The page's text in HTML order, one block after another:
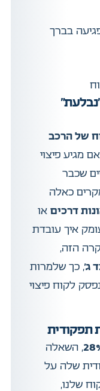
של הרכב
מגיע פיצוי
שכבר
כאלה
דרכים או
איך עובדת
הזה,
ג’, כך שלמרות
לקוח פיצוי
תפקודית
, השאלה
שלה על
שלנו,